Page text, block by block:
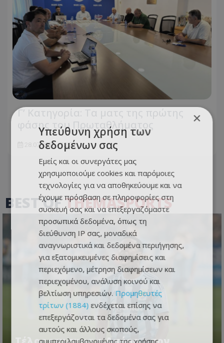
Γ’ Κατηγορία: Τα ματς της πρώτης
φάσης του Πρωταθλήματος
28.07.2026 - 12:21
BEST OFTHEMASPORTS
×
Υπεύθυνη χρήση των
δεδομένων σας
Εμείς και οι συνεργάτες μας
χρησιμοποιούμε cookies και παρόμοιες
τεχνολογίες για να αποθηκεύουμε και να
έχουμε πρόσβαση σε πληροφορίες στη
συσκευή σας και να επεξεργαζόμαστε
προσωπικά δεδομένα, όπως τη
διεύθυνση IP σας, μοναδικά
αναγνωριστικά και δεδομένα περιήγησης,
για εξατομικευμένες διαφημίσεις και
περιεχόμενο, μέτρηση διαφημίσεων και
περιεχομένου, ανάλυση κοινού και
βελτίωση υπηρεσιών. Προμηθευτές
τρίτων (1884) ενδέχεται επίσης να
επεξεργάζονται τα δεδομένα σας για
αυτούς και άλλους σκοπούς,
συμπεριλαμβανομένης της χρήσης